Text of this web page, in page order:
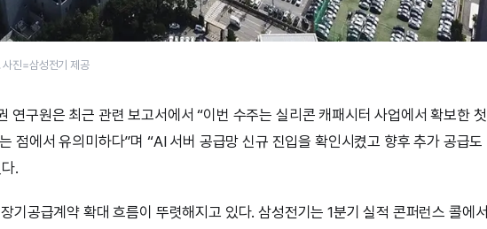
사진=삼성전기 제공
연구원은 최근 관련 보고서에서 “이번 수주는 실리콘 캐패시터 사업에서 확보한 첫
점에서 유의미하다”며 “AI 서버 공급망 신규 진입을 확인시켰고 향후 추가 공급도
.
기공급계약 확대 흐름이 뚜렷해지고 있다. 삼성전기는 1분기 실적 콘퍼런스 콜에서